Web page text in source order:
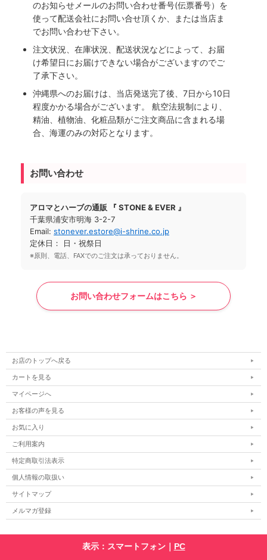
のお知らせメールのお問い合わせ番号(伝票番号）を
使って配送会社にお問い合せ頂くか、または当店ま
でお問い合わせ下さい。
注文状況、在庫状況、配送状況などによって、お届
け希望日にお届けできない場合がございますのでご
了承下さい。
沖縄県へのお届けは、当店発送完了後、7日から10日
程度かかる場合がございます。 航空法規制により、
精油、植物油、化粧品類がご注文商品に含まれる場
合、海運のみの対応となります。
お問い合わせ
アロマとハーブの通販 『 STONE & EVER 』
千葉県浦安市明海 3-2-7
Email: stonever.estore@i-shrine.co.jp
定休日： 日・祝祭日
※原則、電話、FAXでのご注文は承っておりません。
お問い合わせフォームはこちら ＞
お店のトップへ戻る
カートを見る
マイページへ
お客様の声を見る
お気に入り
ご利用案内
特定商取引法表示
個人情報の取扱い
サイトマップ
メルマガ登録
表示：スマートフォン｜ PC